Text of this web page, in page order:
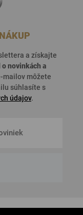
a získajte
onovinkách a
mailov môžete
súhlasíte s
údajov.